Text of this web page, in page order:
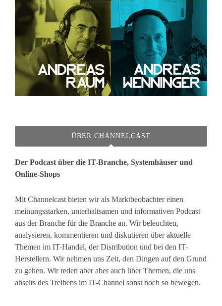
ÜBER CHANNELCAST
Der Podcast über die IT-Branche, Systemhäuser und
Online-Shops
Mit Channelcast bieten wir als Marktbeobachter einen
meinungsstarken, unterhaltsamen und informativen Podcast
aus der Branche für die Branche an. Wir beleuchten,
analysieren, kommentieren und diskutieren über aktuelle
Themen im IT-Handel, der Distribution und bei den IT-
Herstellern. Wir nehmen uns Zeit, den Dingen auf den Grund
zu gehen. Wir reden aber aber auch über Themen, die uns
abseits des Treibens im IT-Channel sonst noch so bewegen.